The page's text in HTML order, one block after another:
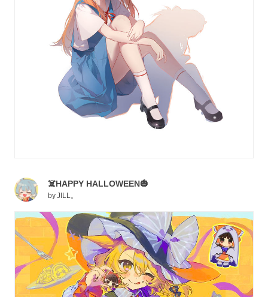
☠️HAPPY HALLOWEEN🎃
byJILL。